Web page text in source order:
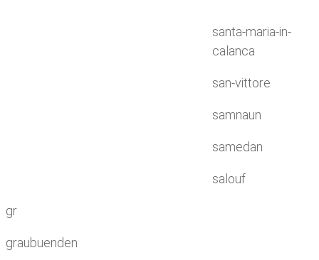
santa-maria-in-
calanca
san-vittore
samnaun
samedan
salouf
gr
graubuenden